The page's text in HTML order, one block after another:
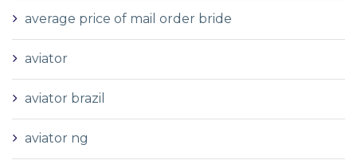
average price of mail order bride
aviator
aviator brazil
aviator ng